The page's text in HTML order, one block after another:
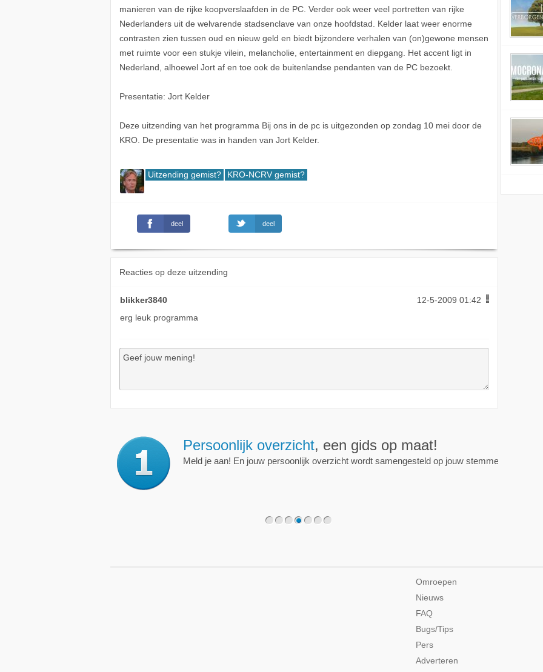
manieren van de rijke koopverslaafden in de PC. Verder ook weer veel portretten van rijke
Nederlanders uit de welvarende stadsenclave van onze hoofdstad. Kelder laat weer enorme
contrasten zien tussen oud en nieuw geld en biedt bijzondere verhalen van (on)gewone mensen
met ruimte voor een stukje vilein, melancholie, entertainment en diepgang. Het accent ligt in
Nederland, alhoewel Jort af en toe ook de buitenlandse pendanten van de PC bezoekt.
Presentatie: Jort Kelder
Deze uitzending van het programma Bij ons in de pc is uitgezonden op zondag 10 mei door de
KRO. De presentatie was in handen van Jort Kelder.
Uitzending gemist? KRO-NCRV gemist?
deel deel
Reacties op deze uitzending
blikker3840
12-5-2009 01:42
erg leuk programma
Persoonlijk overzicht, een gids op maat!
Meld je aan! En jouw persoonlijk overzicht wordt samengesteld op jouw stemmen.
Omroepen
Nieuws
FAQ
Bugs/Tips
Pers
Adverteren